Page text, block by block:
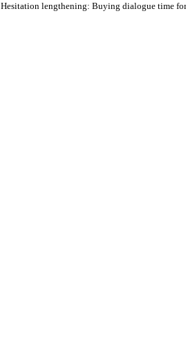
Hesitation lengthening: Buying dialogue time